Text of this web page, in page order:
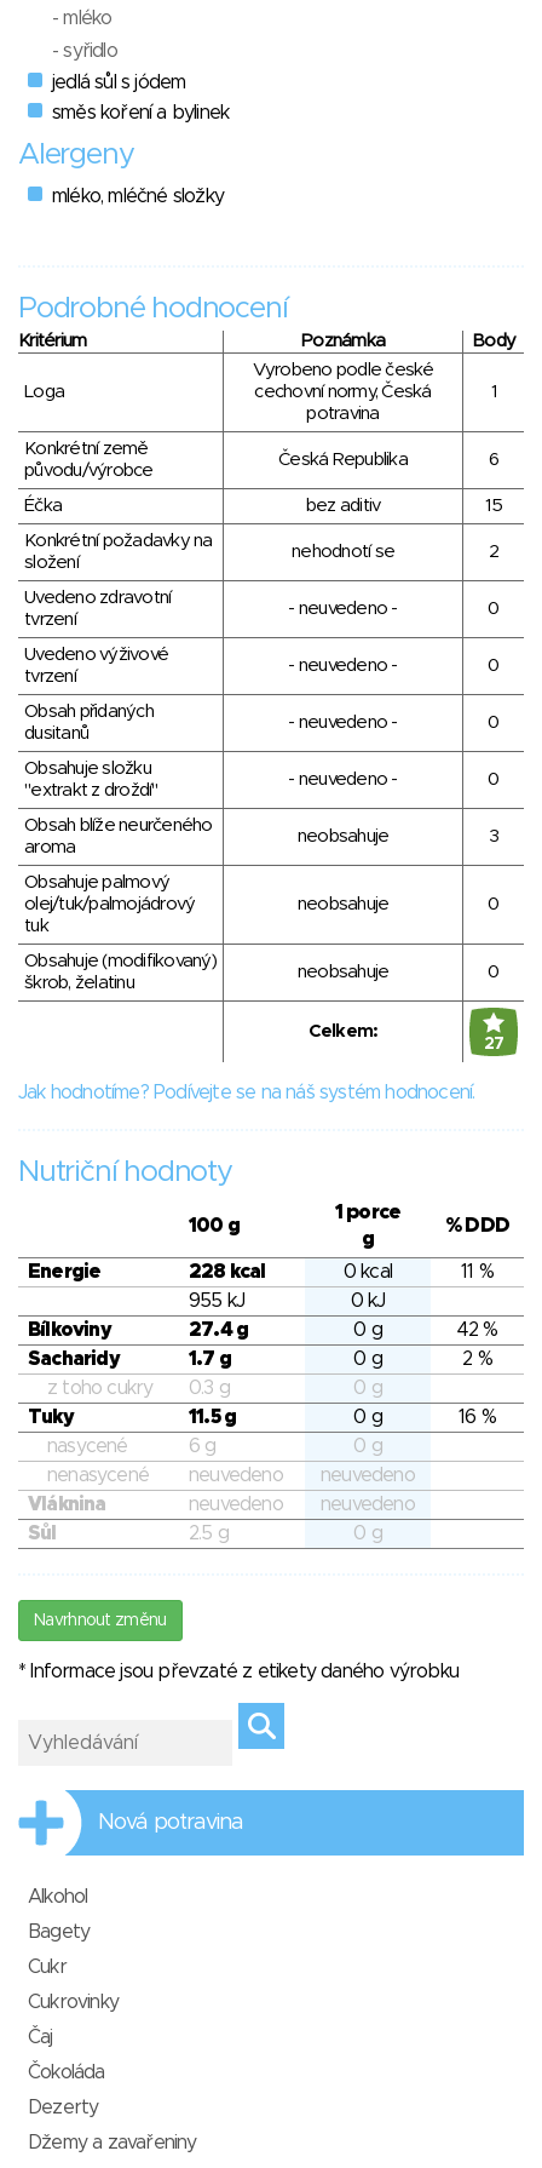
- mléko
- syřidlo
jedlá sůl s jódem
směs koření a bylinek
Alergeny
mléko, mléčné složky
Podrobné hodnocení
Kritérium Poznámka Body
Loga
Vyrobeno podle české
cechovní normy, Česká
potravina
1
Konkrétní země
původu/výrobce
Česká Republika 6
Éčka bez aditiv
15
Konkrétní požadavky na
složení
nehodnotí se 2
Uvedeno zdravotní
tvrzení
- neuvedeno - 0
Uvedeno výživové
tvrzení
- neuvedeno - 0
Obsah přidaných
dusitanů
- neuvedeno - 0
Obsahuje složku
"extrakt z droždí"
- neuvedeno - 0
Obsah blíže neurčeného
aroma
neobsahuje 3
Obsahuje palmový
olej/tuk/palmojádrový
tuk
neobsahuje 0
Obsahuje (modifikovaný)
škrob, želatinu
neobsahuje 0
Celkem:
27
Jak hodnotíme? Podívejte se na náš systém hodnocení.
Nutriční hodnoty
100 g
1 porce
g
% DDD
Energie 228 kcal 0 kcal
11 %
955 kJ
0 kJ
Bílkoviny
27.4 g 0 g
42 %
Sacharidy
1.7 g 0 g
2 %
z toho cukry
0.3 g
0 g
Tuky
11.5 g 0 g
16 %
nasycené
6 g
0 g
nenasycené
neuvedeno
neuvedeno
Vláknina
neuvedeno
neuvedeno
Sůl
2.5 g 0 g
Navrhnout změnu
* Informace jsou převzaté z etikety daného výrobku
Nová potravina
Alkohol
Bagety
Cukr
Cukrovinky
Čaj
Čokoláda
Dezerty
Džemy a zavařeniny